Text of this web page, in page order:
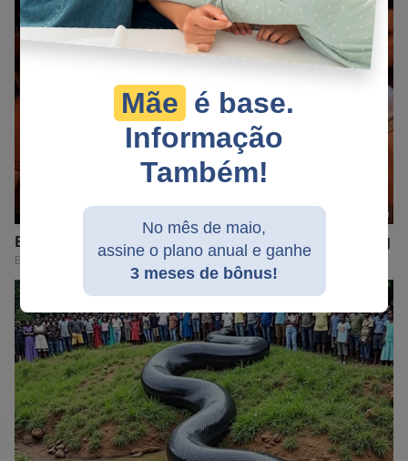
Mãe é base.
Informação
Também!
No mês de maio,
assine o plano anual e ganhe
3 meses de bônus!